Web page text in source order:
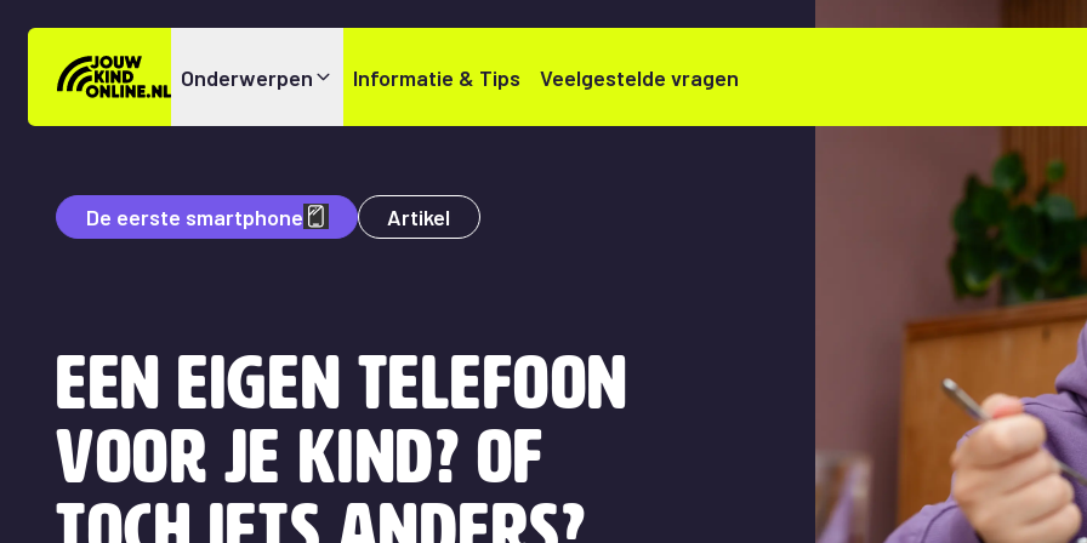
Onderwerpen Informatie & Tips Veelgestelde vragen
De eerste smartphone Artikel
Een eigen telefoon
voor je kind? Of